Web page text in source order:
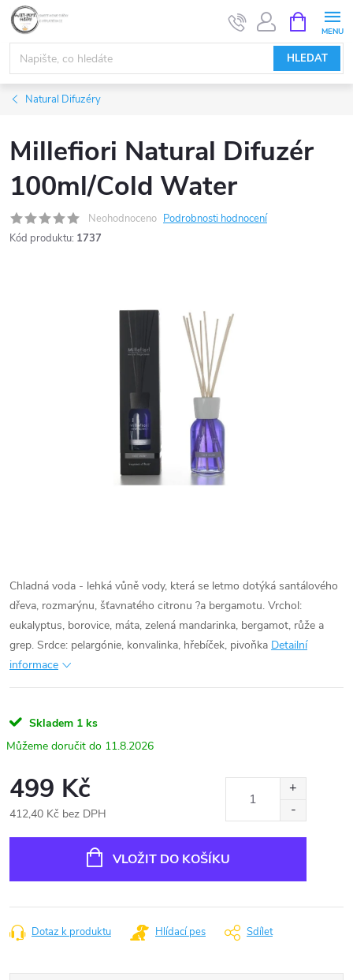
Přejít
obsah
HLEDAT
NÁKUPNÍ
KOŠÍK
Natural Difuzéry
Millefiori Natural Difuzér
100ml/Cold Water
Neohodnoceno Podrobnosti hodnocení
Kód produktu: 1737
Chladná voda - lehká vůně vody, která se letmo dotýká santálového
dřeva, rozmarýnu, šťavnatého citronu ?a bergamotu. Vrchol:
eukalyptus, borovice, máta, zelená mandarinka, bergamot, růže a
grep. Srdce: pelargónie, konvalinka, hřebíček, pivoňka Detailní
informace
Skladem 1 ks
11.8.2026
499 Kč
412,40 Kč bez DPH
VLOŽIT DO KOŠÍKU
Dotaz k produktu Hlídací pes Sdílet